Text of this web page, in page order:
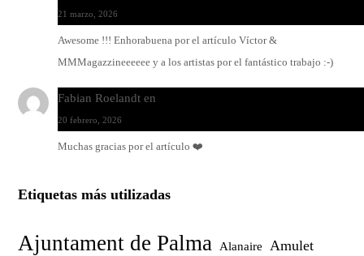
21 marzo, 2026
Awesome !!! Enhorabuena por el artículo Víctor &
MMMagazzineeeeee y a los artistas por el fantástico trabajo :-)
Fabian Roelandt en
20 febrero, 2026
Muchas gracias por el artículo ❤️
Etiquetas más utilizadas
Ajuntament de Palma Alanaire Amulet